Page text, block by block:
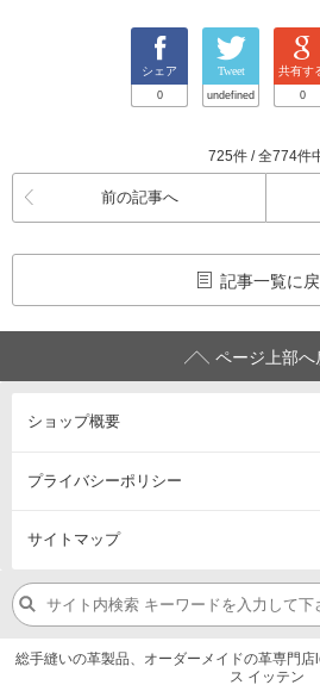
シェア
0
Tweet
undefined
共有す
0
725件 / 全774件
前の記事へ
記事一覧に
ページ上部へ
ショップ概要
プライバシーポリシー
サイトマップ
総手縫いの革製品、オーダーメイドの革専門
ス イッテン